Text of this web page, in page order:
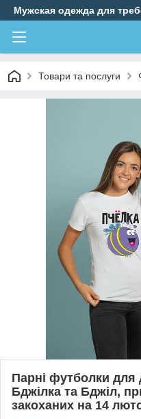
Мужская одежда для
Товари та послуги
Парні футболки для
Бджілка та Бджіл,
закоханих на 14